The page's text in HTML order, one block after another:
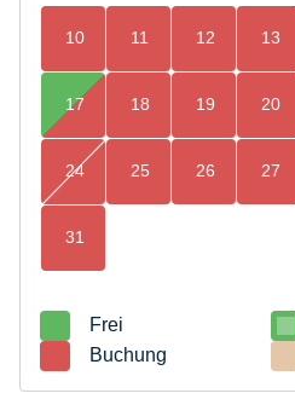
10 11 12 13
17 18 19 20
24 25 26 27
31
Frei
Buchung